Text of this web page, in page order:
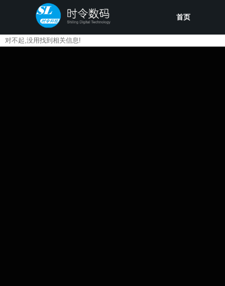
首页
对不起,没用找到相关信息!